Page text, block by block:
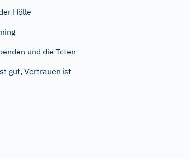
Hölle
und die Toten
gut, Vertrauen ist